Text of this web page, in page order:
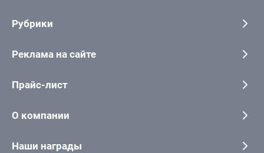
Рубрики
Реклама на сайте
Прайс-лист
О компании
Наши награды